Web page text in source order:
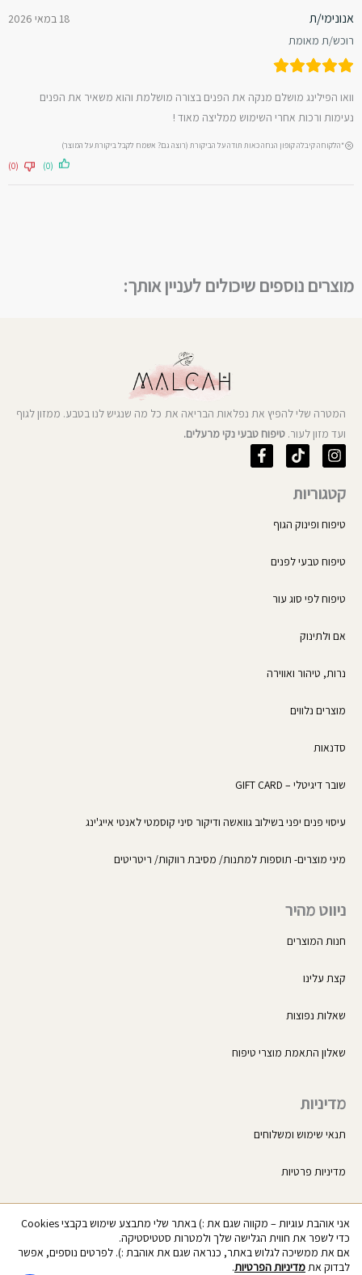
אנונימי/ת
רוכש/ת מאומת
18 במאי 2026
וואו הפילינג מושלם מנקה את הפנים בצורה מושלמת והוא משאיר את הפנים
נעימות ורכות אחרי השימוש ממליצה מאוד !
*הלקוחה קיבלה קופון הנחה כאות תודה על הביקורת (רוצה גם? אשמח לקבל ביקורת על המוצר)
(0)
(0)
מוצרים נוספים שיכולים לעניין אותך:
המטרה שלי להפיץ את נפלאות הבריאה את כל מה שנגיש לנו בטבע. ממזון לגוף
ועד מזון לעור. טיפוח טבעי נקי מרעלים.
I
n
t
g
m
T
i
t
k
F
a
קטגוריות
טיפוח ופינוק הגוף
טיפוח טבעי לפנים
טיפוח לפי סוג עור
אם ולתינוק
נרות, טיהור ואווירה
מוצרים נלווים
סדנאות
שובר דיגיטלי – GIFT CARD
עיסוי פנים יפני בשילוב גוואשה ודיקור סיני קוסמטי לאנטי אייג'ינג
מיני מוצרים- תוספות למתנות/ מסיבת רווקות/ ריטריטים
ניווט מהיר
חנות המוצרים
קצת עלינו
שאלות נפוצות
שאלון התאמת מוצרי טיפוח
מדיניות
תנאי שימוש ומשלוחים
מדיניות פרטיות
החשבון שלי
סל הקניות
אני אוהבת עוגיות – מקווה שגם את :) באתר שלי מתבצע שימוש בקבצי Cookies
כדי לשפר את חווית הגלישה שלך ולמטרות סטטיסטיקה.
אם את ממשיכה לגלוש באתר, כנראה שגם את אוהבת :). לפרטים נוספים, אפשר
לבדוק אתמדיניות הפרטיות.